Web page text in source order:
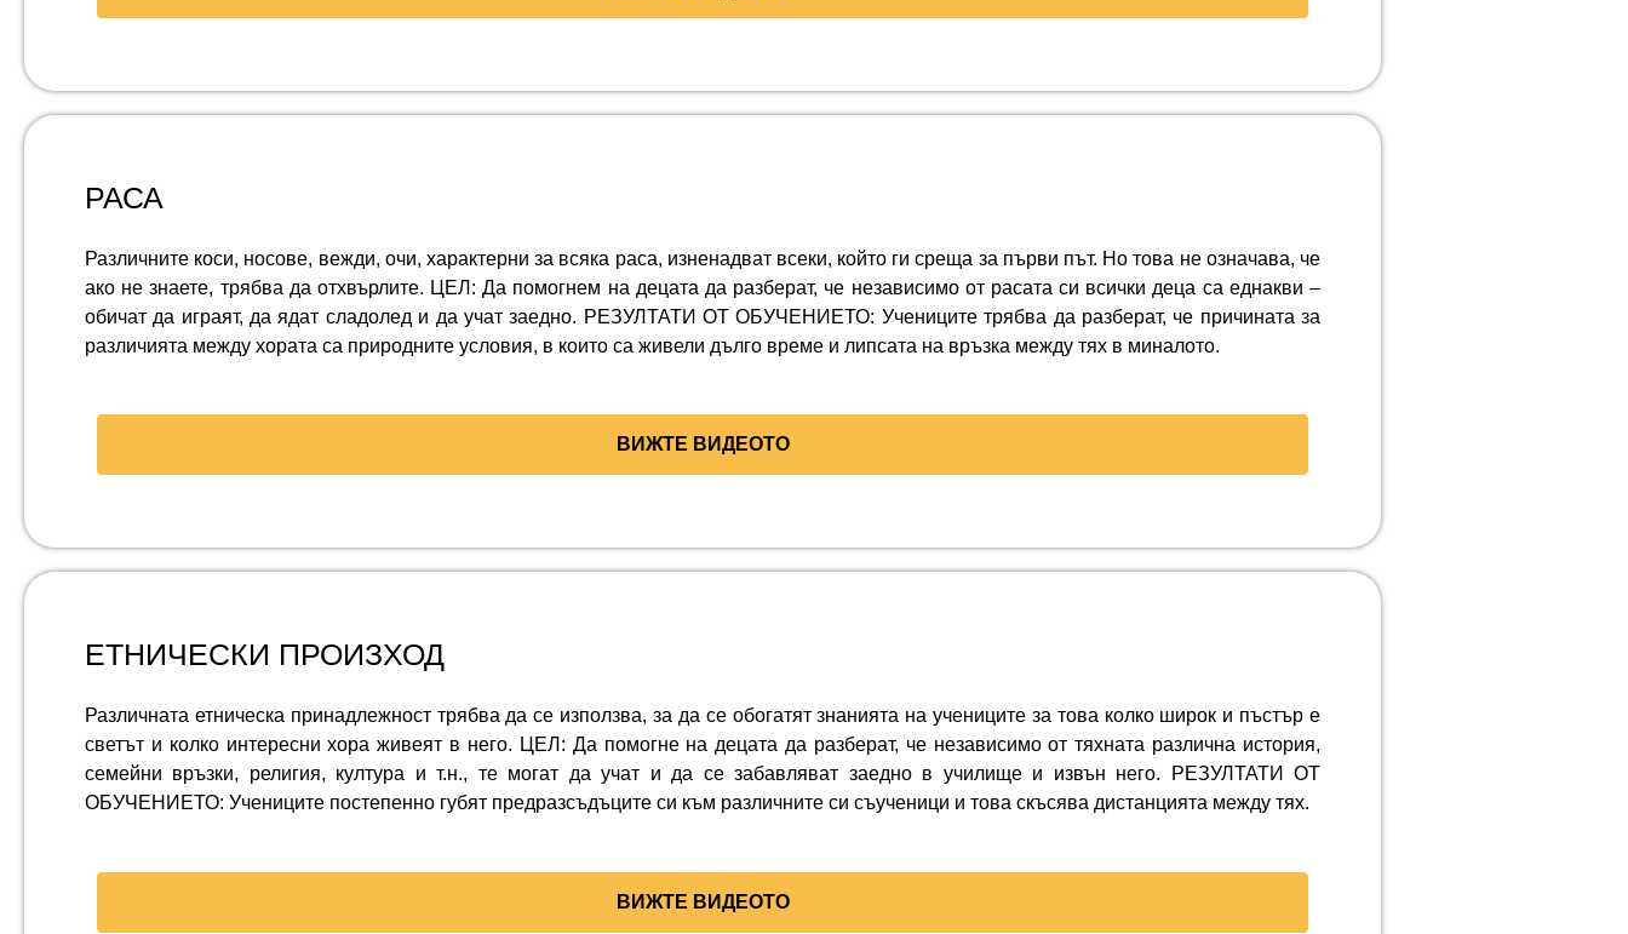
РАСА
Различните коси, носове, вежди, очи, характерни за всяка раса, изненадват всеки, който ги среща за първи път. Но това не означава, че
ако не знаете, трябва да отхвърлите. ЦЕЛ: Да помогнем на децата да разберат, че независимо от расата си всички деца са еднакви –
обичат да играят, да ядат сладолед и да учат заедно. РЕЗУЛТАТИ ОТ ОБУЧЕНИЕТО: Учениците трябва да разберат, че причината за
различията между хората са природните условия, в които са живели дълго време и липсата на връзка между тях в миналото.
ВИЖТЕ ВИДЕОТО
ЕТНИЧЕСКИ ПРОИЗХОД
Различната етническа принадлежност трябва да се използва, за да се обогатят знанията на учениците за това колко широк и пъстър е
светът и колко интересни хора живеят в него. ЦЕЛ: Да помогне на децата да разберат, че независимо от тяхната различна история,
семейни връзки, религия, култура и т.н., те могат да учат и да се забавляват заедно в училище и извън него. РЕЗУЛТАТИ ОТ
ОБУЧЕНИЕТО: Учениците постепенно губят предразсъдъците си към различните си съученици и това скъсява дистанцията между тях.
ВИЖТЕ ВИДЕОТО